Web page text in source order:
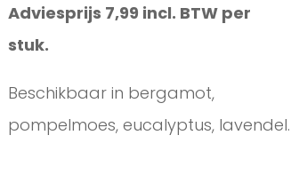
Adviesprijs 7,99 incl. BTW per
stuk.
Beschikbaar in bergamot,
pompelmoes, eucalyptus, lavendel.